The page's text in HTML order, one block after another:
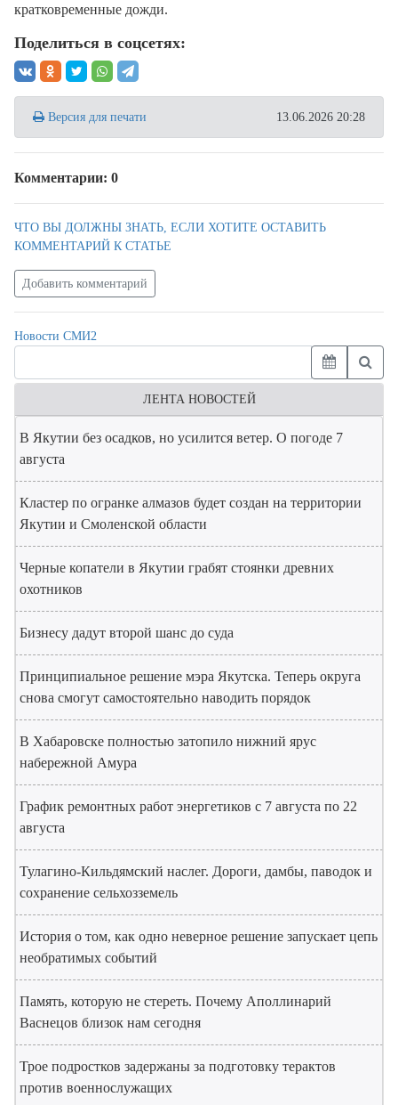
кратковременные дожди.
Поделиться в соцсетях:
Версия для печати 13.06.2026 20:28
Комментарии: 0
ЧТО ВЫ ДОЛЖНЫ ЗНАТЬ, ЕСЛИ ХОТИТЕ ОСТАВИТЬ
КОММЕНТАРИЙ К СТАТЬЕ
Добавить комментарий
Новости СМИ2
ЛЕНТА НОВОСТЕЙ
В Якутии без осадков, но усилится ветер. О погоде 7
августа
Кластер по огранке алмазов будет создан на территории
Якутии и Смоленской области
Черные копатели в Якутии грабят стоянки древних
охотников
Бизнесу дадут второй шанс до суда
Принципиальное решение мэра Якутска. Теперь округа
снова смогут самостоятельно наводить порядок
В Хабаровске полностью затопило нижний ярус
набережной Амура
График ремонтных работ энергетиков с 7 августа по 22
августа
Тулагино-Кильдямский наслег. Дороги, дамбы, паводок и
сохранение сельхозземель
История о том, как одно неверное решение запускает цепь
необратимых событий
Память, которую не стереть. Почему Аполлинарий
Васнецов близок нам сегодня
Трое подростков задержаны за подготовку терактов
против военнослужащих